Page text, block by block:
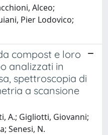
Alceo;
Pier Lodovico;
compost e loro
analizzati in
spettroscopia di
a scansione
A.; Gigliotti, Giovanni;
Senesi, N.